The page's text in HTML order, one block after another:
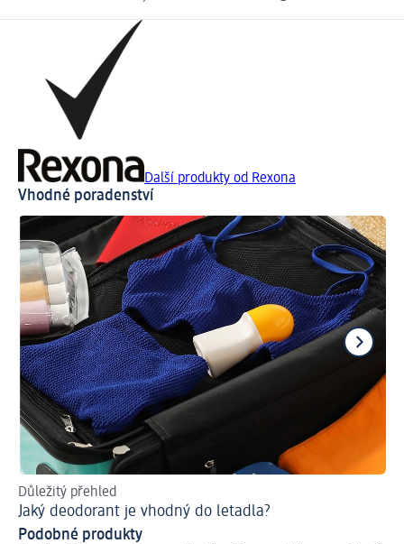
Další produkty od Rexona
Vhodné poradenství
Důležitý přehled
Jaký deodorant je vhodný do letadla?
Podobné produkty